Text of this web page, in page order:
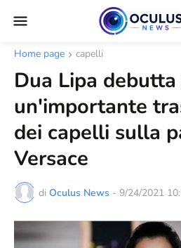
Home page capelli
Dua Lipa debutta
un'importante
dei capelli sulla
Versace
di Oculus News - 9/24/2021